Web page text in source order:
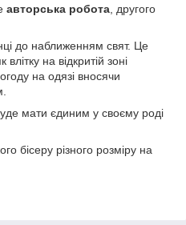
авторська робота , другого
до наближенням свят. Це
влітку на відкритій зоні
на одязі вносячи
мати єдиним у своєму роді
бісеру різного розміру на